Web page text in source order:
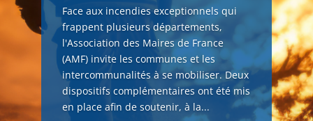
Face aux incendies exceptionnels qui
frappent plusieurs départements,
l'Association des Maires de France
(AMF) invite les communes et les
intercommunalités à se mobiliser. Deux
dispositifs complémentaires ont été mis
en place afin de soutenir, à la...